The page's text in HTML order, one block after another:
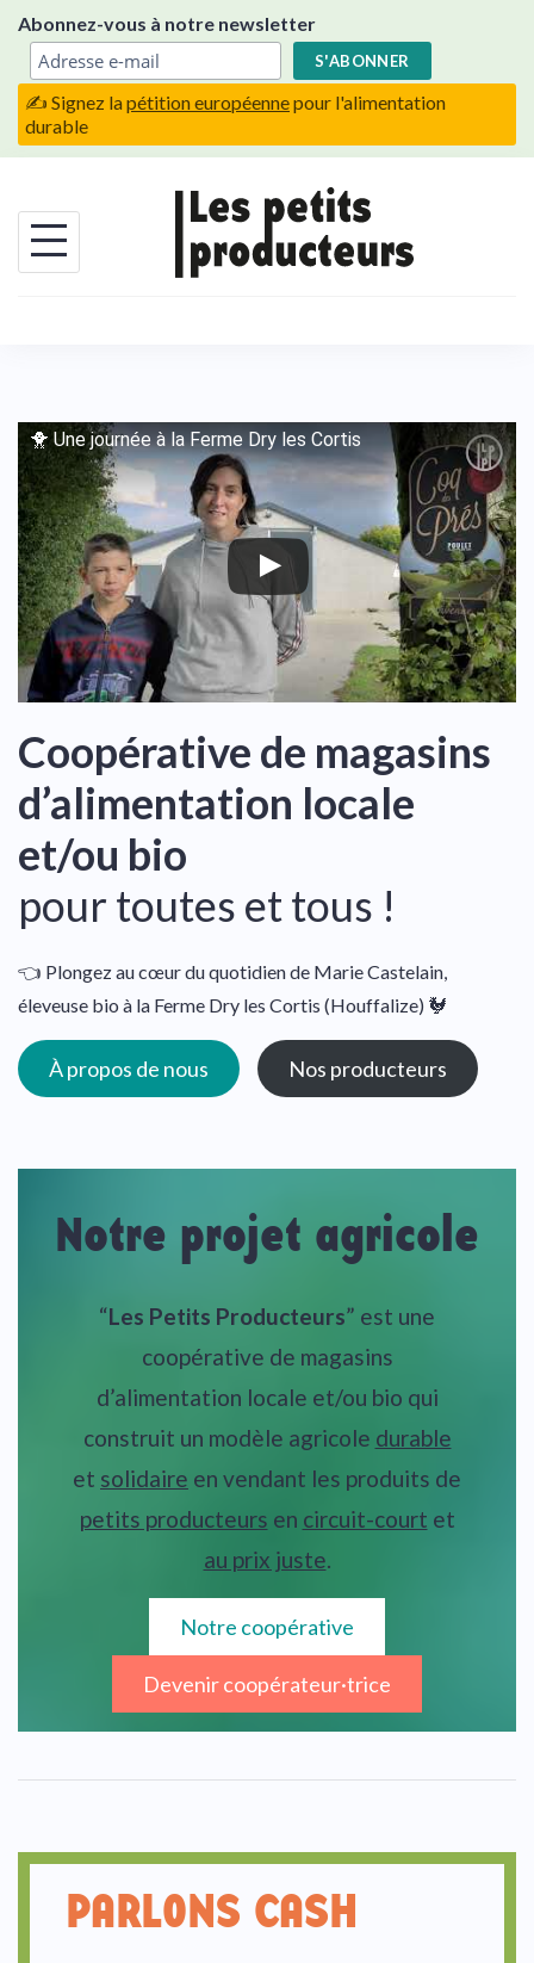
content
Abonnez-vous à notre newsletter
✍️ Signez lapétition européennepour l'alimentation
durable
🐥 Une journée à la Ferme Dry les Cortis
Coopérative de magasins
d’alimentation locale
et/ou bio
pour toutes et tous !
👈 Plongez au cœur du quotidien de Marie Castelain,
éleveuse bio à la Ferme Dry les Cortis (Houffalize) 🐓
À propos de nous Nos producteurs
Notre projet agricole
“Les Petits Producteurs” est une
coopérative de magasins
d’alimentation locale et/ou bio qui
construit un modèle agricole durable
et solidaire en vendant les produits de
petits producteurs en circuit-court et
au prix juste.
Notre coopérative
Devenir coopérateur·trice
PARLONS CASH